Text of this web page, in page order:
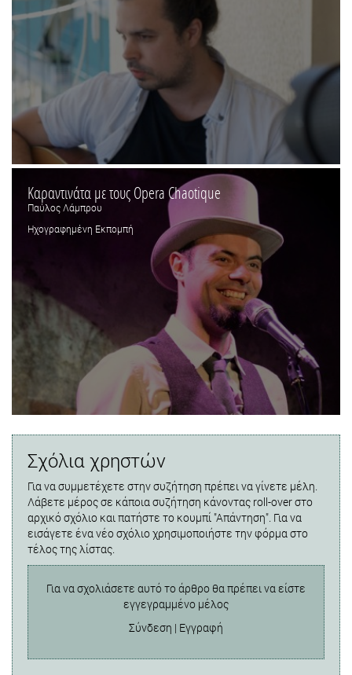
Καραντινάτα με τους Opera Chaotique
Παύλος Λάμπρου
Ηχογραφημένη Εκπομπή
Σχόλια χρηστών
Για να συμμετέχετε στην συζήτηση πρέπει να γίνετε μέλη.
Λάβετε μέρος σε κάποια συζήτηση κάνοντας roll-over στο
αρχικό σχόλιο και πατήστε το κουμπί "Απάντηση". Για να
εισάγετε ένα νέο σχόλιο χρησιμοποιήστε την φόρμα στο
τέλος της λίστας.
Για να σχολιάσετε αυτό το άρθρο θα πρέπει να είστε
εγγεγραμμένο μέλος
Σύνδεση | Εγγραφή